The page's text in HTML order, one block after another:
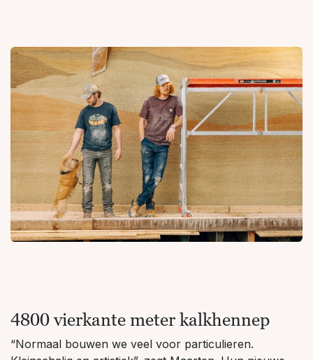
4800 vierkante meter kalkhennep
“Normaal bouwen we veel voor particulieren.